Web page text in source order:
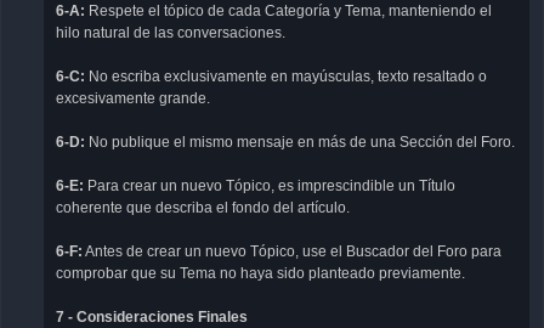
6-A: Respete el tópico de cada Categoría y Tema, manteniendo el
hilo natural de las conversaciones.
6-C: No escriba exclusivamente en mayúsculas, texto resaltado o
excesivamente grande.
6-D: No publique el mismo mensaje en más de una Sección del Foro.
6-E: Para crear un nuevo Tópico, es imprescindible un Título
coherente que describa el fondo del artículo.
6-F: Antes de crear un nuevo Tópico, use el Buscador del Foro para
comprobar que su Tema no haya sido planteado previamente.
7 - Consideraciones Finales